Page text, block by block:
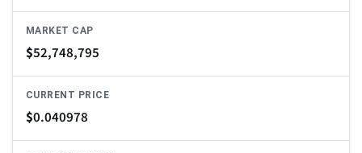
MARKET CAP
$52,748,795
CURRENT PRICE
$0.040978